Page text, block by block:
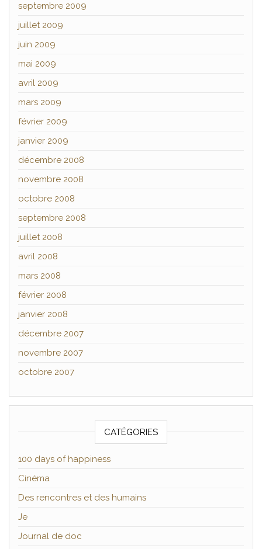
septembre 2009
juillet 2009
juin 2009
mai 2009
avril 2009
mars 2009
février 2009
janvier 2009
décembre 2008
novembre 2008
octobre 2008
septembre 2008
juillet 2008
avril 2008
mars 2008
février 2008
janvier 2008
décembre 2007
novembre 2007
octobre 2007
CATÉGORIES
100 days of happiness
Cinéma
Des rencontres et des humains
Je
Journal de doc